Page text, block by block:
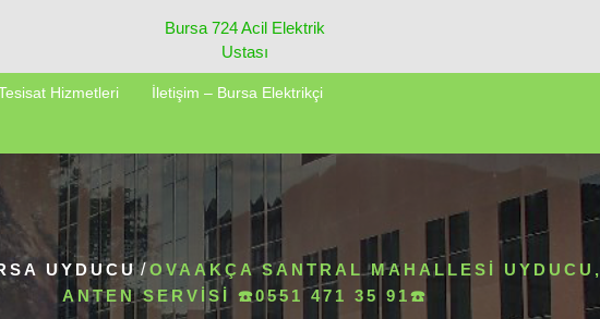
Bursa 724 Acil Elektrik
Ustası
Hizmetleri İletişim – Bursa Elektrikçi
UYDUCU/OVAAKÇA SANTRAL MAHALLESI UYDUCU,
ANTEN SERVISI ☎️0551 471 35 91☎️